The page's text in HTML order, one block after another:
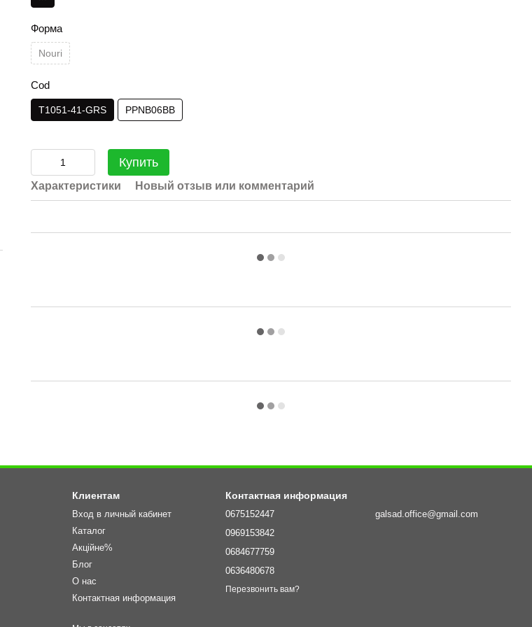
Форма
Nouri
Cod
T1051-41-GRS PPNB06BB
Купить
Характеристики Новый отзыв или комментарий
Клиентам
Вход в личный кабинет
Каталог
Акційне%
Блог
О нас
Контактная информация
Контактная информация
0675152447
0969153842
0684677759
0636480678
Перезвонить вам?
galsad.office@gmail.com